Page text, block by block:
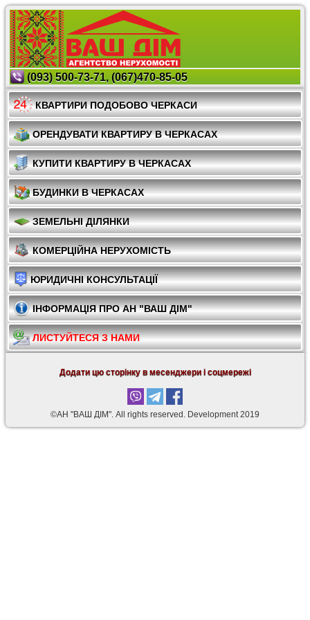
(093) 500-73-71, (067)470-85-05
КВАРТИРИ ПОДОБОВО ЧЕРКАСИ
ОРЕНДУВАТИ КВАРТИРУ В ЧЕРКАСАХ
КУПИТИ КВАРТИРУ В ЧЕРКАСАХ
БУДИНКИ В ЧЕРКАСАХ
ЗЕМЕЛЬНІ ДІЛЯНКИ
КОМЕРЦІЙНА НЕРУХОМІСТЬ
ЮРИДИЧНІ КОНСУЛЬТАЦІЇ
ІНФОРМАЦІЯ ПРО АН "ВАШ ДІМ"
ЛИСТУЙТЕСЯ З НАМИ
Додати цю сторінку в месенджери і соцмережі
©АН "ВАШ ДІМ". Аll rights reserved. Development 2019